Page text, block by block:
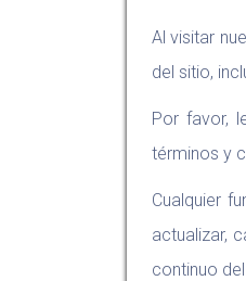
Al visitar
del sitio,
Por favor,
términos y
Cualquier
actualizar,
continuo